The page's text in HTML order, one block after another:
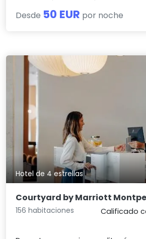
Desde 50 EUR por noche
Hotel de 4 estrellas
Courtyard by Marriott
156 habitaciones
Calificado